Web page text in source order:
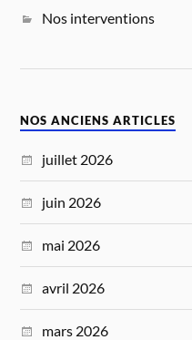
Nos interventions
NOS ANCIENS ARTICLES
juillet 2026
juin 2026
mai 2026
avril 2026
mars 2026